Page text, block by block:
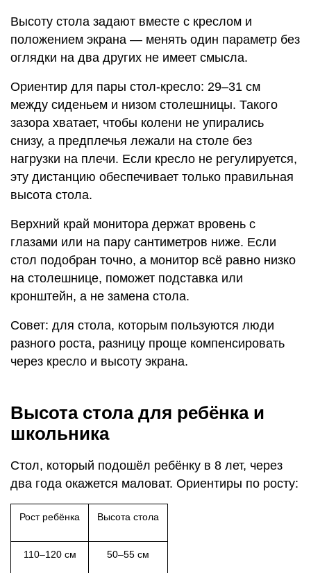
Высоту стола задают вместе с креслом и
положением экрана — менять один параметр без
оглядки на два других не имеет смысла.
Ориентир для пары стол-кресло: 29–31 см
между сиденьем и низом столешницы. Такого
зазора хватает, чтобы колени не упирались
снизу, а предплечья лежали на столе без
нагрузки на плечи. Если кресло не регулируется,
эту дистанцию обеспечивает только правильная
высота стола.
Верхний край монитора держат вровень с
глазами или на пару сантиметров ниже. Если
стол подобран точно, а монитор всё равно низко
на столешнице, поможет подставка или
кронштейн, а не замена стола.
Совет: для стола, которым пользуются люди
разного роста, разницу проще компенсировать
через кресло и высоту экрана.
Высота стола для ребёнка и
школьника
Стол, который подошёл ребёнку в 8 лет, через
два года окажется маловат. Ориентиры по росту:
Рост ребёнка Высота стола
110–120 см 50–55 см